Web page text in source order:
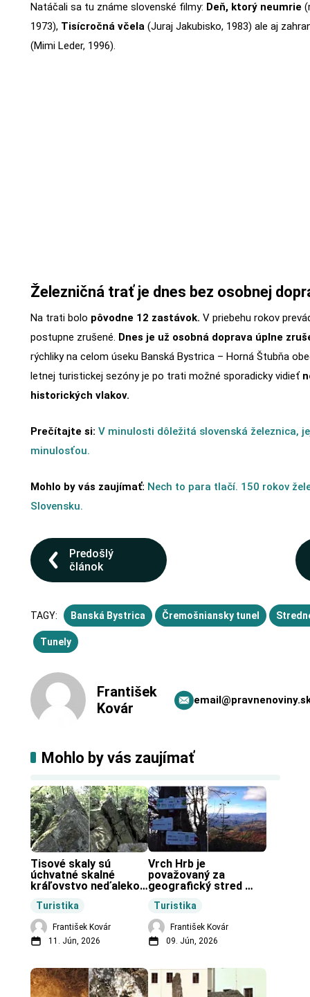
Natáčali sa tu známe slovenské filmy: Deň, ktorý neumrie
1973), Tisícročná včela(Juraj Jakubisko, 1983) ale aj
(Mimi Leder, 1996).
Železničná trať je dnes bez osobnej
Na trati bolo pôvodne 12 zastávok. V priebehu rokov
postupne zrušené. Dnes je už osobná doprava úplne
rýchliky na celom úseku Banská Bystrica – Horná Štubňa
letnej turistickej sezóny je po trati možné sporadicky vidieť
historických vlakov.
Prečítajte si: V minulosti dôležitá slovenská železnica,
minulosťou.
Mohlo by vás zaujímať: Nech to para tlačí. 150 rokov
Slovensku.
Predošlý
článok
TAGY: Banská Bystrica Čremošniansky tunel
Tunely
František
Kovár
Mohlo by vás zaujímať
Turistika
Tisové skaly sú
úchvatné skalné
kráľovstvo neďaleko
František Kovár
11. Jún, 2026
Turistika
Vrch Hrb je
považovaný za
geografický stred
František Kovár
09. Jún, 2026